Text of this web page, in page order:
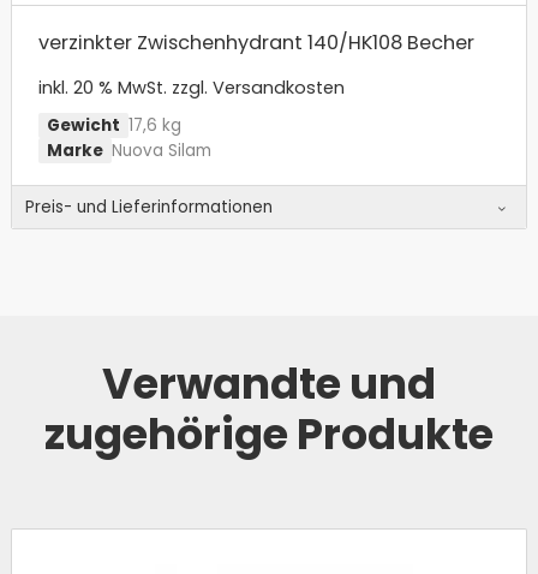
verzinkter Zwischenhydrant 140/HK108 Becher
inkl. 20 % MwSt. zzgl. Versandkosten
17,6 kg
Gewicht
Nuova Silam
Marke
Preis- und Lieferinformationen
Verwandte und
zugehörige Produkte